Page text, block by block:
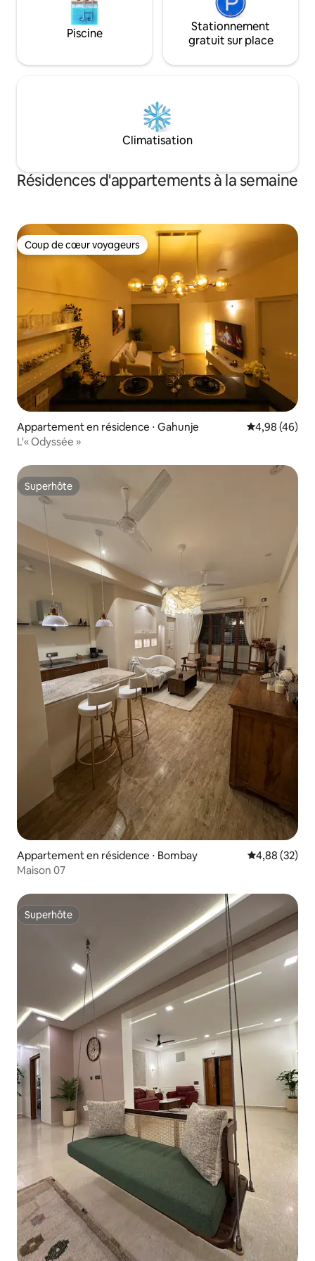
Piscine
Stationnement
gratuit sur place
Climatisation
Résidences d'appartements à la semaine
Coup de cœur voyageurs
Coup de cœur voyageurs
Appartement en résidence ⋅ Gahunje Évaluation
4,98 (46)
L'« Odyssée »
Superhôte
Superhôte
Appartement en résidence ⋅ Bombay Évaluation
4,88 (32)
Maison 07
Superhôte
Superhôte